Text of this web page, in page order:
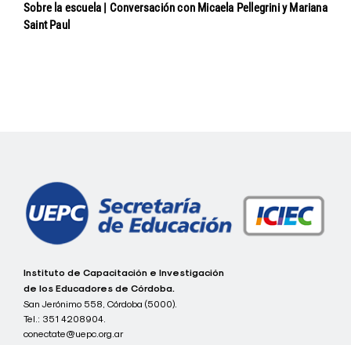
Sobre la escuela | Conversación con Micaela Pellegrini y Mariana
Saint Paul
entradas
c
o
n
e
c
t
Instituto de Capacitación e Investigación
de los Educadores de Córdoba.
San Jerónimo 558, Córdoba (5000).
Tel.: 351 4208904.
conectate@uepc.org.ar